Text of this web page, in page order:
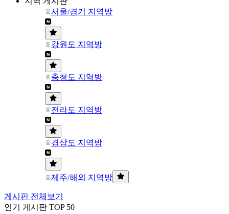
서울/경기 지역방
강원도 지역방
충청도 지역방
전라도 지역방
경상도 지역방
제주/해외 지역방
게시판 전체보기
인기 게시판 TOP 50